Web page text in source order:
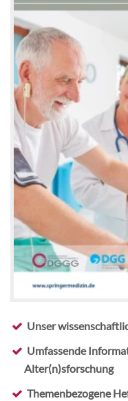
Unser
Umfassende
Alter(n)sforschung
Themenbezogene